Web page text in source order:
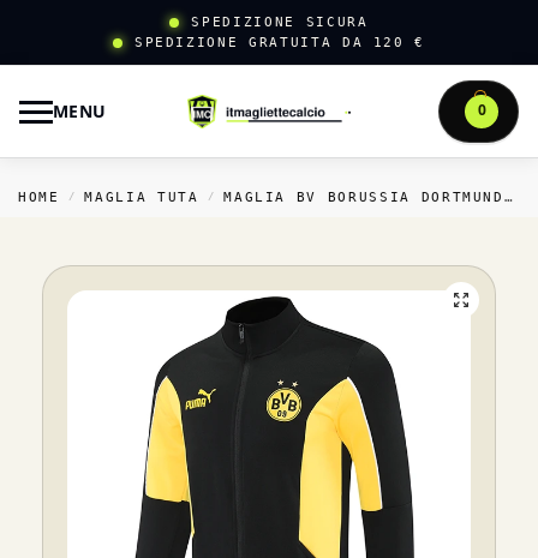
SPEDIZIONE SICURA
SPEDIZIONE GRATUITA DA 120 €
MENU 0
HOME / MAGLIA TUTA / MAGLIA BV BORUSSIA DORTMUND TUTA